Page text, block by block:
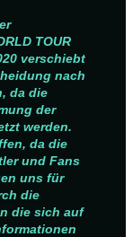
TOUR
verschiebt
nach
da die
der
werden.
da die
und Fans
uns für
die
die sich auf